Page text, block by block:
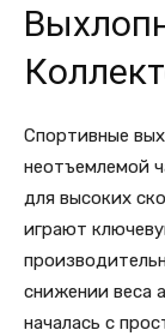
Спортивные
неотъемлемой
для высоких
играют
снижении веса
началась с